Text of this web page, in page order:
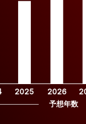
2025 2026
予想年数